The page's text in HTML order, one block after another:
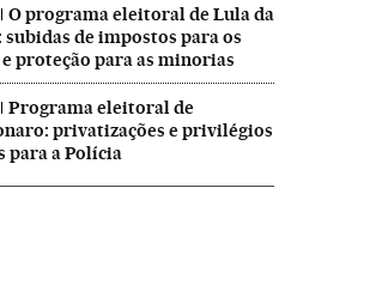
O programa eleitoral de Lula da
subidas de impostos para os
proteção para as minorias
Programa eleitoral de
privatizações e privilégios
para a Polícia